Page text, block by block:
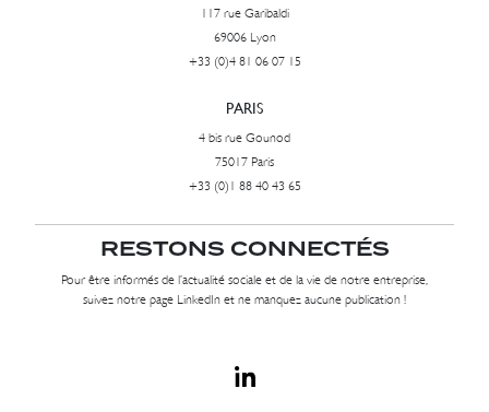
117 rue Garibaldi
69006 Lyon
+33 (0)4 81 06 07 15
PARIS
4 bis rue Gounod
75017 Paris
+33 (0)1 88 40 43 65
RESTONS CONNECTÉS
Pour être informés de l’actualité sociale et de la vie de notre entreprise,
suivez notre page LinkedIn et ne manquez aucune publication !